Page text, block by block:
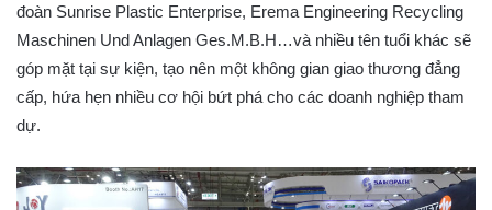
đoàn Sunrise Plastic Enterprise, Erema Engineering Recycling
Maschinen Und Anlagen Ges.M.B.H…và nhiều tên tuổi khác sẽ
góp mặt tại sự kiện, tạo nên một không gian giao thương đẳng
cấp, hứa hẹn nhiều cơ hội bứt phá cho các doanh nghiệp tham
dự.